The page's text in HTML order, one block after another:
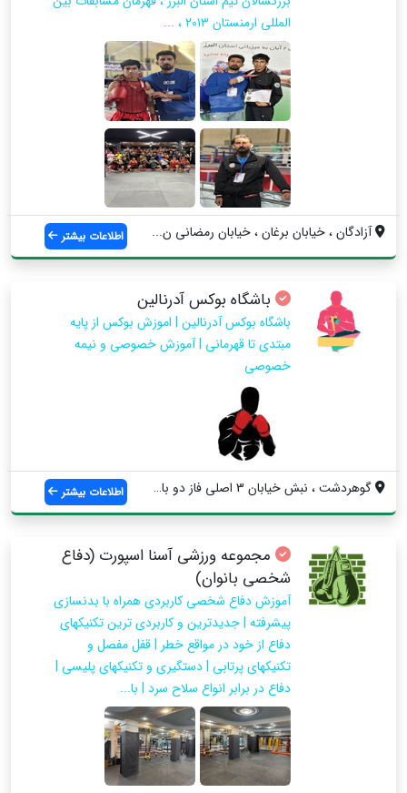
المللی ارمنستان ۲۰۱۳ ، ...
آزادگان ، خیابان برغان ، خیابان رمضانی ن... اطلاعات بیشتر
باشگاه بوکس آدرنالین
باشگاه بوکس آدرنالین | اموزش بوکس از پایه
مبتدی تا قهرمانی | آموزش خصوصی و نیمه
خصوصی
گوهردشت ، نبش خیابان 3 اصلی فاز دو باشگا... اطلاعات بیشتر
مجموعه ورزشی آسنا اسپورت (دفاع
شخصی بانوان)
آموزش دفاع شخصی کاربردی همراه با بدنسازی
پیشرفته | جدیدترین و کاربردی ترین تکنیکهای
دفاع از خود در مواقع خطر | قفل مفصل و
تکنیکهای پرتابی | دستگیری و تکنیکهای پلیسی |
دفاع در برابر انواع سلاح سرد | با...